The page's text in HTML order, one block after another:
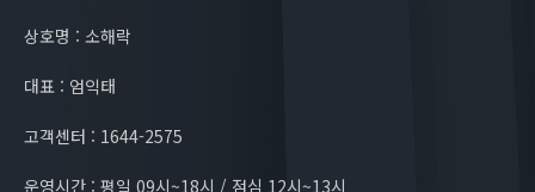
상호명 : 소해락
대표 : 엄익태
고객센터 : 1644-2575
운영시간 : 평일 09시~18시 / 점심 12시~13시